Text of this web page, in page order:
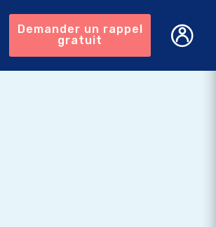
Demander un rappel
gratuit